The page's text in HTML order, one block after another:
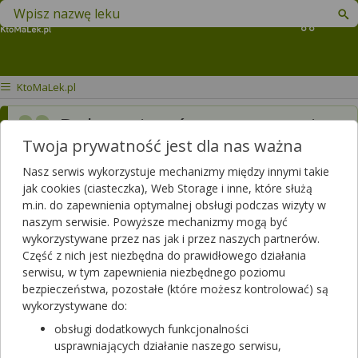
Koszyk
Znajdź lek w swojej okolicy
KtoMaLek.pl
Dobry wieczór mam pytanie
ile kosztuje skalpel
Dotyczy:Mężczyzna, 46 lat
Odpowiedzi farmaceutów
Dzień dobry, Na naszej platformie mogą Państwo w szybki i
wygodny sposób sprawdzić, w których aptekach dostępny jest
interesujący Państwa lek. Serwis KtoMaLek.pl obejmuje ponad
11 tysięcy aptek w całej Polsce, dzięki czemu stanowi jedno z
największych źródeł informacji o dostępności leków i
Twoja prywatność jest dla nas ważna
Nasz serwis wykorzystuje mechanizmy między innymi takie
jak cookies (ciasteczka), Web Storage i inne, które służą
m.in. do zapewnienia optymalnej obsługi podczas wizyty w
naszym serwisie. Powyższe mechanizmy mogą być
wykorzystywane przez nas jak i przez naszych partnerów.
Część z nich jest niezbędna do prawidłowego działania
serwisu, w tym zapewnienia niezbędnego poziomu
bezpieczeństwa, pozostałe (które możesz kontrolować) są
wykorzystywane do:
obsługi dodatkowych funkcjonalności
usprawniających działanie naszego serwisu,